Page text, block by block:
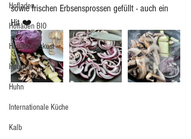
Hofladen
Hofläden BIO
Hausmannskost
Heuriger
Huhn
Internationale Küche
Kalb
sowie frischen Erbsensprossen gefüllt - auch ein
Hit ❤️